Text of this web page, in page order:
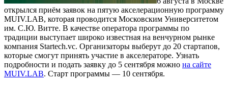
открылся приём заявок на пятую акселерационную программу
MUIV.LAB, которая проводится Московским Университетом
им. С.Ю. Витте. В качестве оператора программы по
традиции выступает широко известная на венчурном рынке
компания Startech.vc. Организаторы выберут до 20 стартапов,
которые смогут принять участие в акселераторе. Узнать
подробности и подать заявку до 5 сентября можно на сайте
MUIV.LAB. Старт программы — 10 сентября.